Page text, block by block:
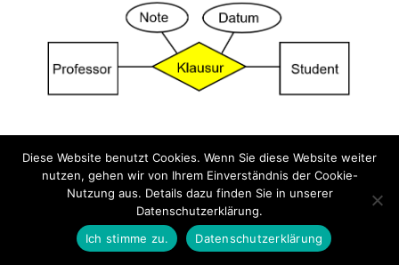
PREVIOUS THEMA BACK TO LEKTION NEXT THEMA
Diese Website benutzt Cookies. Wenn Sie diese Website weiter
nutzen, gehen wir von Ihrem Einverständnis der Cookie-
Nutzung aus. Details dazu finden Sie in unserer
Datenschutzerklärung.
Ich stimme zu.
Datenschutzerklärung